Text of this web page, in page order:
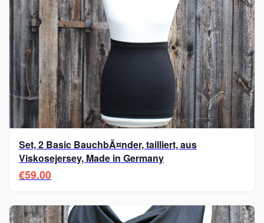
Set, 2 Basic BauchbÃ¤nder, tailliert, aus
Viskosejersey, Made in Germany
€59.00